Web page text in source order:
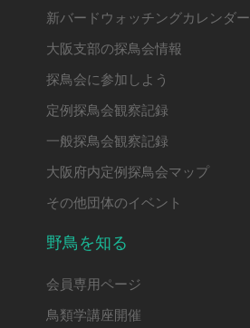
新バードウォッチングカレンダー
大阪支部の探鳥会情報
探鳥会に参加しよう
定例探鳥会観察記録
一般探鳥会観察記録
大阪府内定例探鳥会マップ
その他団体のイベント
野鳥を知る
会員専用ページ
鳥類学講座開催